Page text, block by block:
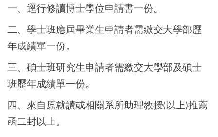
一、逕行修讀博士學位申請書一份。
二、學士班應屆畢業生申請者需繳交大學部歷
年成績單一份。
三、碩士班研究生申請者需繳交大學部及碩士
班歷年成績單一份。
四、來自原就讀或相關系所助理教授(以上)推薦
函二封以上。